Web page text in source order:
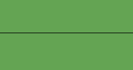
springen